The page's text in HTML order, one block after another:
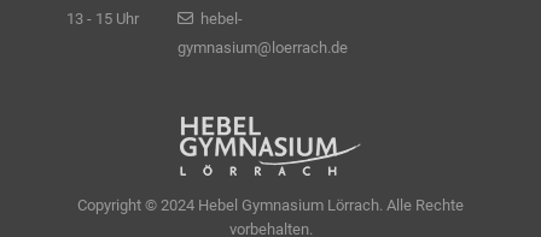
13 - 15 Uhr
hebel-
gymnasium@loerrach.de
Copyright © 2024 Hebel Gymnasium Lörrach. Alle Rechte
vorbehalten.